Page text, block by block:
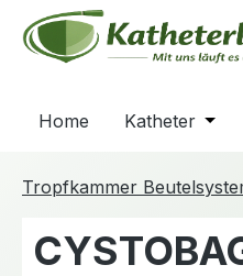
Hauptinhalt springen
Zur Suche springen
Zur Hauptnavigation
Home Katheter
Tropfkammer